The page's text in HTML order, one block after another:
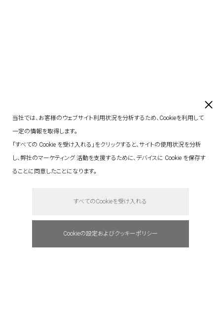
say hello.
当社では、お客様のウェブサイト利用状況を分析するため、Cookieを利用して
一定の情報を取得します。
「すべての Cookie を受け入れる」をクリックすると、サイトの使用状況を分析
し、弊社のマーケティング 活動を支援するために、デバイスに Cookie を保存す
ることに同意したことになります。
すべてのCookieを受け入れる
Cookieの設定およびクッキーポリシー